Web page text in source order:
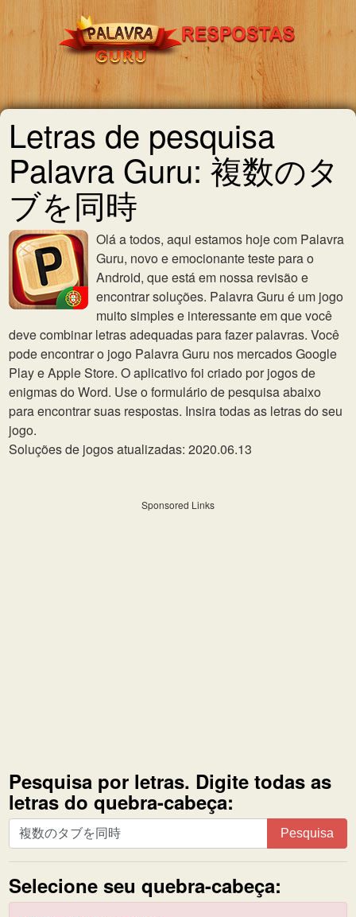
Letras de pesquisa
Palavra Guru: 複数のタ
ブを同時
Olá a todos, aqui estamos hoje com Palavra
Guru, novo e emocionante teste para o
Android, que está em nossa revisão e
encontrar soluções. Palavra Guru é um jogo
muito simples e interessante em que você
deve combinar letras adequadas para fazer palavras. Você
pode encontrar o jogo Palavra Guru nos mercados Google
Play e Apple Store. O aplicativo foi criado por jogos de
enigmas do Word. Use o formulário de pesquisa abaixo
para encontrar suas respostas. Insira todas as letras do seu
jogo.
Soluções de jogos atualizadas: 2020.06.13
Sponsored Links
Pesquisa por letras. Digite todas as
letras do quebra-cabeça:
Pesquisa
por
letras.
Digite
todas
Pesquisa
Selecione seu quebra-cabeça: